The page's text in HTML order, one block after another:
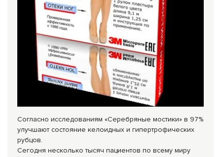
Согласно исследованиям «Серебряные мостики» в 97%
улучшают состояние келоидных и гипертрофических
рубцов.
Сегодня несколько тысяч пациентов по всему миру